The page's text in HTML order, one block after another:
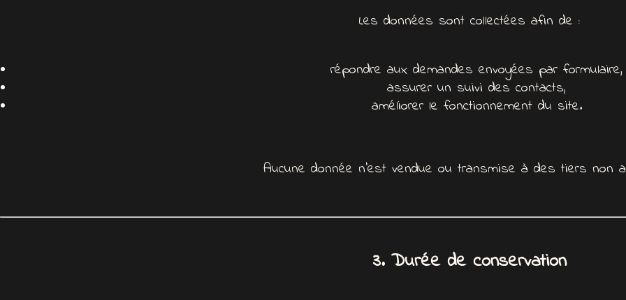
Les données sont collectées afin de :
répondre aux demandes envoyées par formulaire,
assurer un suivi des contacts,
améliorer le fonctionnement du site.
Aucune donnée n’est vendue ou transmise à des tiers non
3. Durée de conservation